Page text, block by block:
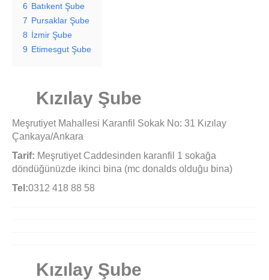
6 Batıkent Şube
7 Pursaklar Şube
8 İzmir Şube
9 Etimesgut Şube
Kızılay Şube
Meşrutiyet Mahallesi Karanfil Sokak No: 31 Kızılay
Çankaya/Ankara
Tarif: Meşrutiyet Caddesinden karanfil 1 sokağa
döndüğünüzde ikinci bina (mc donalds olduğu bina)
Tel:0312 418 88 58
Kızılay Şube